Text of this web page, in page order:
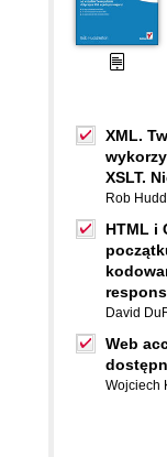
XML.
XSLT.
Rob
HTML i
David
Web
Wojciech